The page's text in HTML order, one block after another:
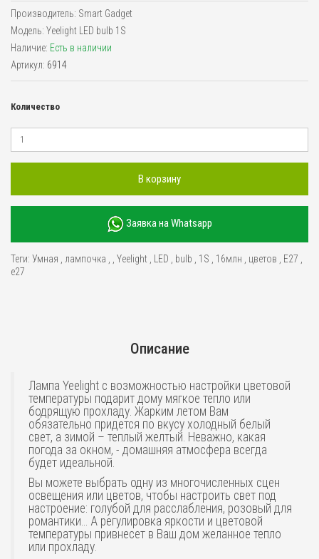
Производитель: Smart Gadget
Модель: Yeelight LED bulb 1S
Наличие: Есть в наличии
Артикул: 6914
Количество
В корзину
Заявка на Whatsapp
Теги: Умная лампочка Yeelight LED bulb 1S 16млн цветов Е27
е27
Описание
Лампа Yeelight с возможностью настройки цветовой
температуры подарит дому мягкое тепло или
бодрящую прохладу. Жарким летом Вам
обязательно придется по вкусу холодный белый
свет, а зимой – теплый желтый. Неважно, какая
погода за окном, - домашняя атмосфера всегда
будет идеальной.
Вы можете выбрать одну из многочисленных сцен
освещения или цветов, чтобы настроить свет под
настроение: голубой для расслабления, розовый для
романтики… А регулировка яркости и цветовой
температуры привнесет в Ваш дом желанное тепло
или прохладу.